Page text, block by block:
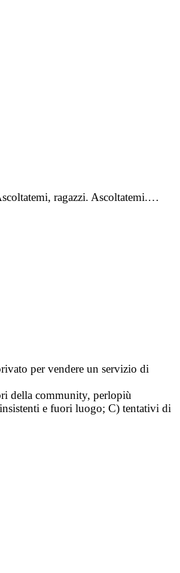
ragazzi. Ascoltatemi.…
per vendere un servizio di
della community, perlopiù
e fuori luogo; C) tentativi di